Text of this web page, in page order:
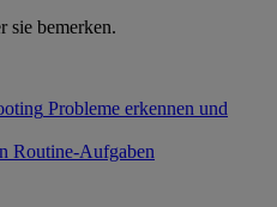
sie bemerken.
Probleme erkennen und
Routine-Aufgaben